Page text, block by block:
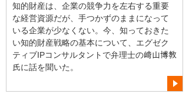
知的財産は、企業の競争力を左右する重要
な経営資源だが、手つかずのままになって
いる企業が少なくない。今、知っておきた
い知的財産戦略の基本について、エグゼク
ティブIPコンサルタントで弁理士の﨑山博教
氏に話を聞いた。